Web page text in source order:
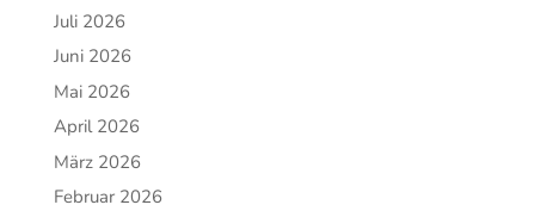
Juli 2026
Juni 2026
Mai 2026
April 2026
März 2026
Februar 2026